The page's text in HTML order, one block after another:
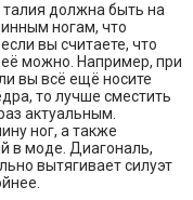
талия должна быть на
ногам, что
вы считаете, что
её можно. Например, при
вы всё ещё носите
то лучше сместить
актуальным.
ног, а также
в моде. Диагональ,
вытягивает силуэт